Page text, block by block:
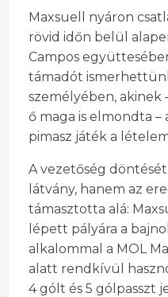
Maxsuell nyáron
rövid időn belül
Campos
támadót
személyében, akinek
ő maga is elmondta
pimasz játék a
A vezetőség
látvány, hanem az
támasztotta alá:
lépett pályára a
alkalommal a MOL
alatt rendkívül
4 gólt és 5 gólpasszt